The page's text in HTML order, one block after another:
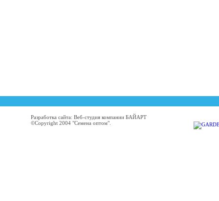
Разработка сайта: Веб-студия компании БАЙАРТ
©Copyright 2004 "Семена оптом".